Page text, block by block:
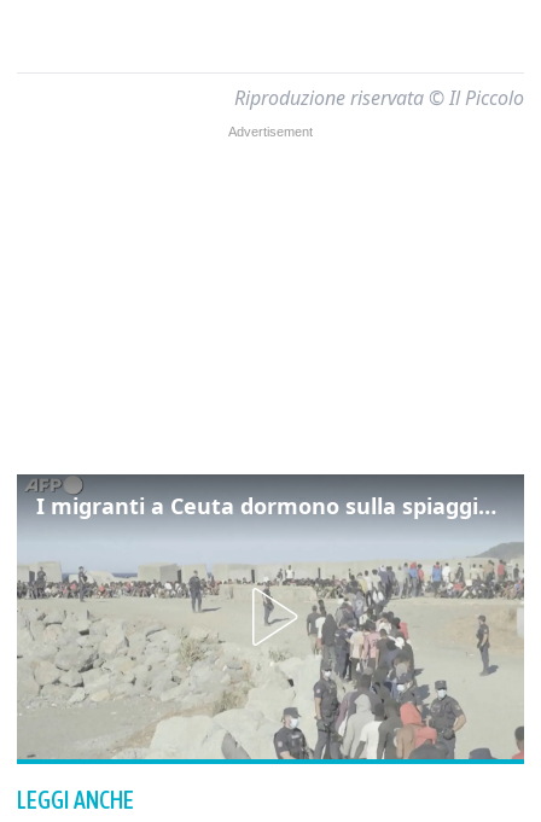
Riproduzione riservata © Il Piccolo
I migranti a Ceuta dormono sulla spiaggia: "Vogliamo entrare in Europa"
LEGGI ANCHE